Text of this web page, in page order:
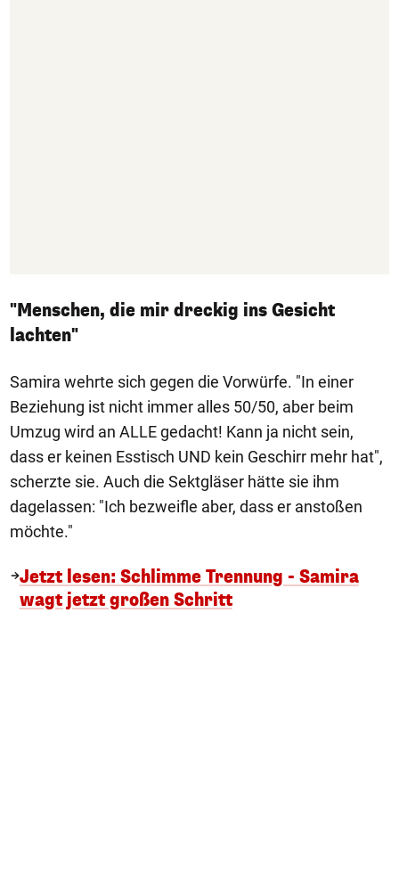
"Menschen, die mir dreckig ins Gesicht
lachten"
Samira wehrte sich gegen die Vorwürfe. "In einer
Beziehung ist nicht immer alles 50/50, aber beim
Umzug wird an ALLE gedacht! Kann ja nicht sein,
dass er keinen Esstisch UND kein Geschirr mehr hat",
scherzte sie. Auch die Sektgläser hätte sie ihm
dagelassen: "Ich bezweifle aber, dass er anstoßen
möchte."
Jetzt lesen: Schlimme Trennung - Samira
wagt jetzt großen Schritt